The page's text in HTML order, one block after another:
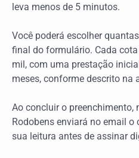
leva menos de 5 minutos.
Você poderá escolher
final do formulário. Cada
mil, com uma prestação
meses, conforme descrito na
Ao concluir o preenchimento,
Rodobens enviará no email
sua leitura antes de assinar